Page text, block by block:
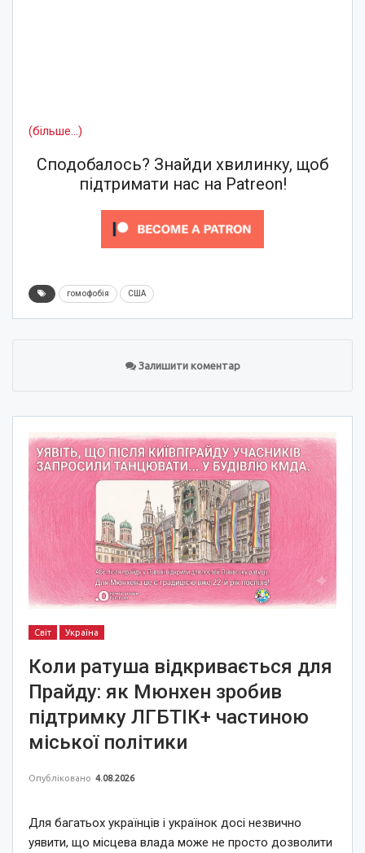
(більше…)
Сподобалось? Знайди хвилинку, щоб
підтримати нас на Patreon!
гомофобія США
Залишити коментар
Світ Україна
Коли ратуша відкривається для
Прайду: як Мюнхен зробив
підтримку ЛГБТІК+ частиною
міської політики
Опубліковано 4.08.2026
Для багатьох українців і українок досі незвично
уявити, що місцева влада може не просто дозволити